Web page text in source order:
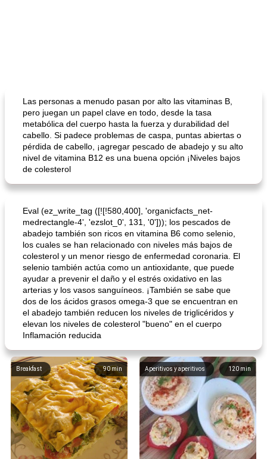
Las personas a menudo pasan por alto las vitaminas B,
pero juegan un papel clave en todo, desde la tasa
metabólica del cuerpo hasta la fuerza y ​​durabilidad del
cabello. Si padece problemas de caspa, puntas abiertas o
pérdida de cabello, ¡agregar pescado de abadejo y su alto
nivel de vitamina B12 es una buena opción ¡Niveles bajos
de colesterol
Eval (ez_write_tag ([![!580,400], 'organicfacts_net-
medrectangle-4', 'ezslot_0', 131, '0'])); los pescados de
abadejo también son ricos en vitamina B6 como selenio,
los cuales se han relacionado con niveles más bajos de
colesterol y un menor riesgo de enfermedad coronaria. El
selenio también actúa como un antioxidante, que puede
ayudar a prevenir el daño y el estrés oxidativo en las
arterias y los vasos sanguíneos. ¡También se sabe que
dos de los ácidos grasos omega-3 que se encuentran en
el abadejo también reducen los niveles de triglicéridos y
elevan los niveles de colesterol "bueno" en el cuerpo
Inflamación reducida
90 min
Breakfast 120 min
Aperitivos y aperitivos